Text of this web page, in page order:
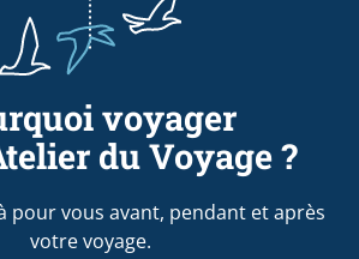
voyager
du Voyage ?
pour vous avant, pendant et après
votre voyage.